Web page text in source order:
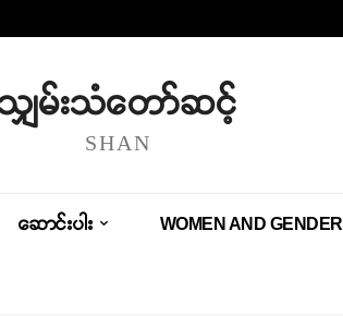
ျှမ်းသံတော်ဆင့်
SHAN
ဆောင်းပါး WOMEN AND GENDER